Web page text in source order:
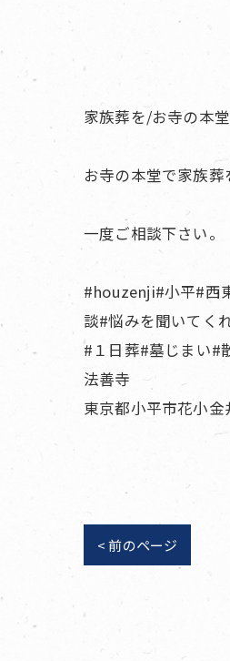
家族葬を/お寺の本
お寺の本堂で家族葬
一度ご相談下さい。
#houzenji#小平#西
談#悩みを聞いてく
#１日葬#墓じまい#
法善寺
東京都小平市花小金
< 前のページ